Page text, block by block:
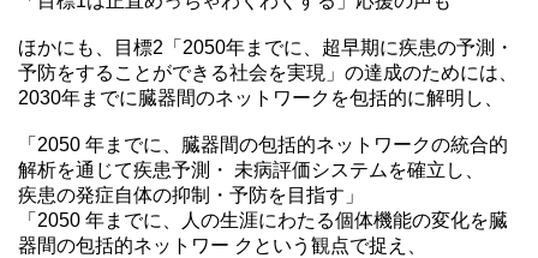
ほかにも、目標2「2050年までに、超早期に疾患の予測・
予防をすることができる社会を実現」の達成のためには、
2030年までに臓器間のネットワークを包括的に解明し、
「2050 年までに、臓器間の包括的ネットワークの統合的
解析を通じて疾患予測・ 未病評価システムを確立し、
疾患の発症自体の抑制・予防を目指す」
「2050 年までに、人の生涯にわたる個体機能の変化を臓
器間の包括的ネットワー クという観点で捉え、